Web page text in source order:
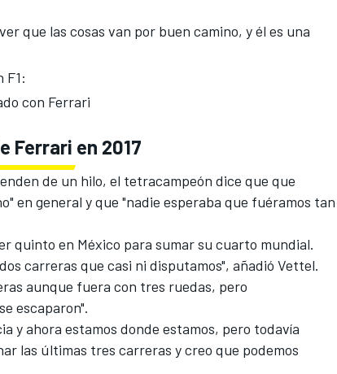
que las cosas van por buen camino, y él es una
F1:
con Ferrari
Ferrari en 2017
de un hilo, el tetracampeón dice que que
en general y que "nadie esperaba que fuéramos tan
quinto en México para sumar su cuarto mundial.
carreras que casi ni disputamos", añadió Vettel.
aunque fuera con tres ruedas, pero
escaparon".
y ahora estamos donde estamos, pero todavía
las últimas tres carreras y creo que podemos